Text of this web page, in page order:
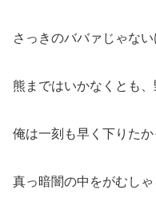
さっきのババァじゃない
熊まではいかなくとも
俺は一刻も早く下りたか
真っ暗闇の中をがむしゃ